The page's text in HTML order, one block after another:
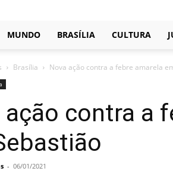
MUNDO BRASÍLIA CULTURA
Brasília Nova ação contra a febre amarela
ação contra a
- 06/01/2021